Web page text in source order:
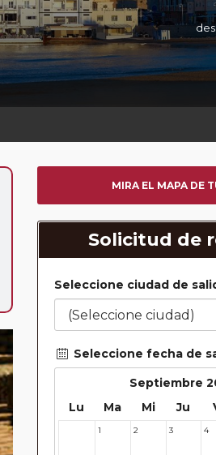
MIRA EL MAPA DE
Solicitud de
Seleccione ciudad de
Seleccione fecha de
Septiembre
Lu Ma Mi Ju
1 2 3 4